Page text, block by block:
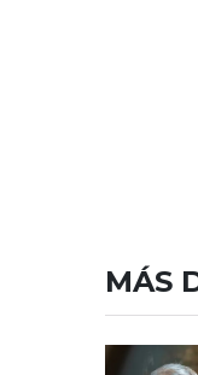
MÁS